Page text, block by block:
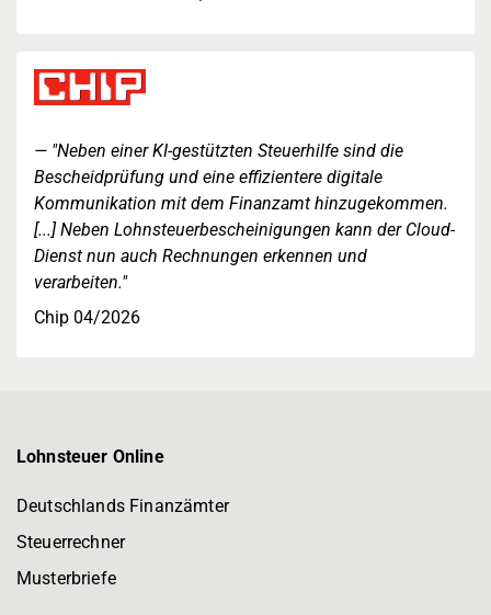
"Neben einer KI-gestützten Steuerhilfe sind die
Bescheidprüfung und eine effizientere digitale
Kommunikation mit dem Finanzamt hinzugekommen.
[...] Neben Lohnsteuerbescheinigungen kann der Cloud-
Dienst nun auch Rechnungen erkennen und
verarbeiten."
Chip 04/2026
Lohnsteuer Online
Deutschlands Finanzämter
Steuerrechner
Musterbriefe